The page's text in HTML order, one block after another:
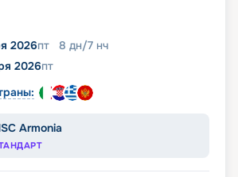
2026пт 8 дн/7 нч
2026пт
Armonia